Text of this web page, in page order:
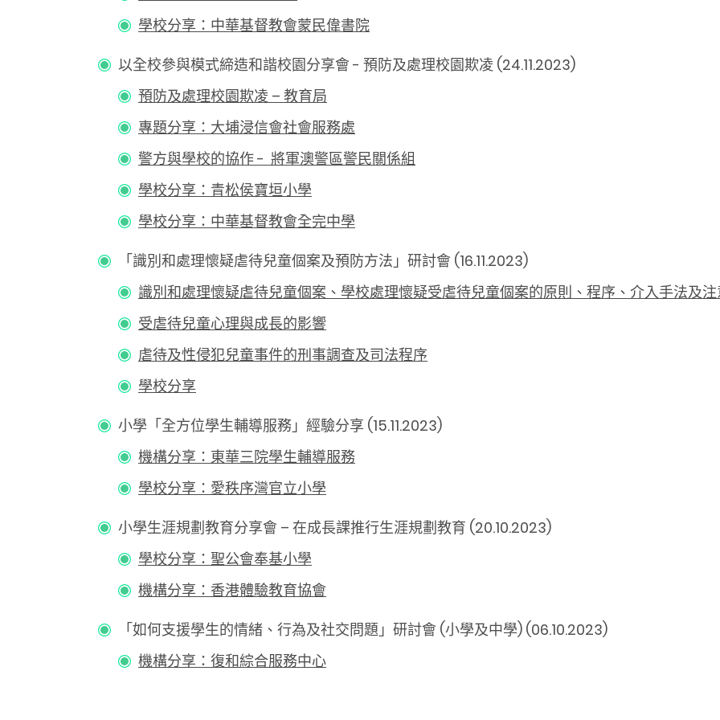
學校分享：中華基督教會蒙民偉書院
以全校參與模式締造和諧校園分享會 - 預防及處理校園欺凌 (24.11.2023)
預防及處理校園欺凌 – 教育局
專題分享：大埔浸信會社會服務處
警方與學校的協作- 將軍澳警區警民關係組
學校分享：青松侯寶垣小學
學校分享：中華基督教會全完中學
「識別和處理懷疑虐待兒童個案及預防方法」研討會 (16.11.2023)
識別和處理懷疑虐待兒童個案、學校處理懷疑受虐待兒童個案的原則、程序、介入手法及
受虐待兒童心理與成長的影響
虐待及性侵犯兒童事件的刑事調查及司法程序
學校分享
小學「全方位學生輔導服務」經驗分享 (15.11.2023)
機構分享：東華三院學生輔導服務
學校分享：愛秩序灣官立小學
小學生涯規劃教育分享會 – 在成長課推行生涯規劃教育 (20.10.2023)
學校分享：聖公會奉基小學
機構分享：香港體驗教育協會
「如何支援學生的情緒、行為及社交問題」研討會 (小學及中學) (06.10.2023)
機構分享：復和綜合服務中心